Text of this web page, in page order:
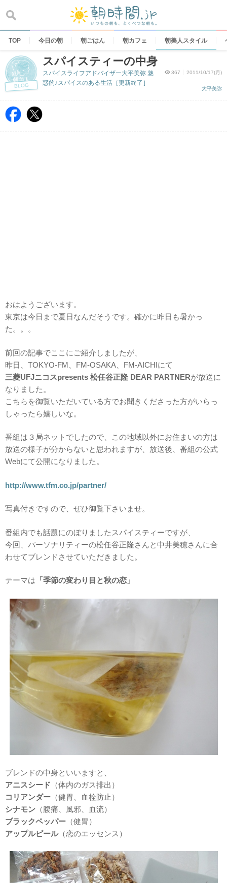
content
TOP 今日の朝 朝ごはん 朝カフェ 朝美人スタイル
BLOG
スパイスティーの中身
367 2011/10/17(月)
大平美弥
スパイスライフアドバイザー大平美弥 魅
惑的♪スパイスのある生活［更新終了］
おはようございます。
東京は今日まで夏日なんだそうです。確かに昨日も暑かっ
た。。。
前回の記事でここにご紹介しましたが、
昨日、TOKYO-FM、FM-OSAKA、FM-AICHIにて
三菱UFJニコスpresents 松任谷正隆 DEAR PARTNERが放送に
なりました。
こちらを御覧いただいている方でお聞きくださった方がいらっ
しゃったら嬉しいな。
番組は３局ネットでしたので、この地域以外にお住まいの方は
放送の様子が分からないと思われますが、放送後、番組の公式
Webにて公開になりました。
http://www.tfm.co.jp/partner/
写真付きですので、ぜひ御覧下さいませ。
番組内でも話題にのぼりましたスパイスティーですが、
今回、パーソナリティーの松任谷正隆さんと中井美穂さんに合
わせてブレンドさせていただきました。
テーマは 「季節の変わり目と秋の恋」
ブレンドの中身といいますと、
アニスシード （体内のガス排出）
コリアンダー （健胃、血栓防止）
シナモン （腹痛、風邪、血流）
ブラックペッパー （健胃）
アップルピール（恋のエッセンス）